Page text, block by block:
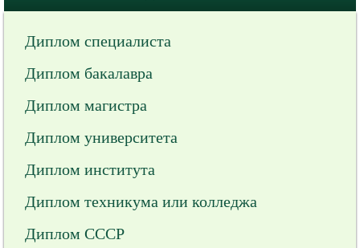
Диплом специалиста
Диплом бакалавра
Диплом магистра
Диплом университета
Диплом института
Диплом техникума или колледжа
Диплом СССР